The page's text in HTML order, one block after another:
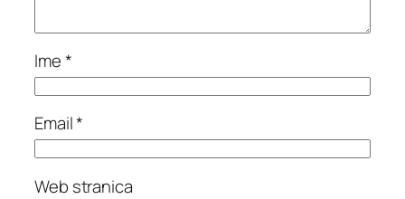
Ime*
Email*
Web stranica